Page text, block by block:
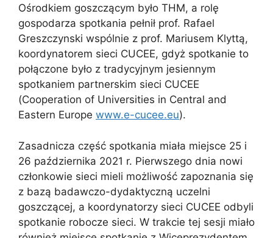
Ośrodkiem goszczącym było THM, a rolę
gospodarza spotkania pełnił prof. Rafael
Greszczynski wspólnie z prof. Mariusem Klyttą,
koordynatorem sieci CUCEE, gdyż spotkanie to
połączone było z tradycyjnym jesiennym
spotkaniem partnerskim sieci CUCEE
(Cooperation of Universities in Central and
Eastern Europe www.e-cucee.eu).
Zasadnicza część spotkania miała miejsce 25 i
26 października 2021 r. Pierwszego dnia nowi
członkowie sieci mieli możliwość zapoznania się
z bazą badawczo-dydaktyczną uczelni
goszczącej, a koordynatorzy sieci CUCEE odbyli
spotkanie robocze sieci. W trakcie tej sesji miało